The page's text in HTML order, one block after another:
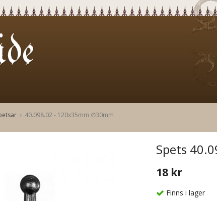
40.098.02 - 120x35mm ∅30mm
Spets
18 kr
Finns i lager